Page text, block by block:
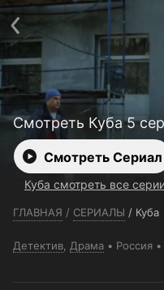
Смотреть Куба 5
Смотреть Сериал
Куба смотреть все
ГЛАВНАЯ / СЕРИАЛЫ / Куба
Детектив Драма Россия
Телефон поддержки:
Пользовательское
Политика
Ввести промокод